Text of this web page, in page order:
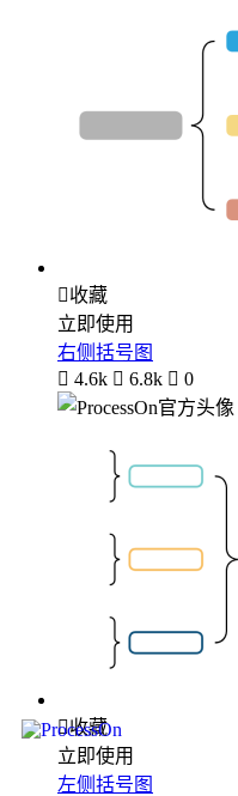
收藏
立即使用
右侧括号图
 4.6k  6.8k  0
收藏
立即使用
左侧括号图